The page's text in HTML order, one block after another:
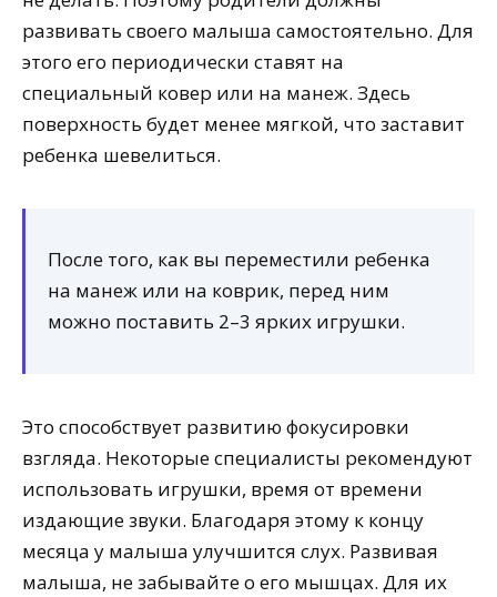
развивать своего малыша самостоятельно. Для
этого его периодически ставят на
специальный ковер или на манеж. Здесь
поверхность будет менее мягкой, что заставит
ребенка шевелиться.
После того, как вы переместили ребенка
на манеж или на коврик, перед ним
можно поставить 2–3 ярких игрушки.
Это способствует развитию фокусировки
взгляда. Некоторые специалисты рекомендуют
использовать игрушки, время от времени
издающие звуки. Благодаря этому к концу
месяца у малыша улучшится слух. Развивая
малыша, не забывайте о его мышцах. Для их